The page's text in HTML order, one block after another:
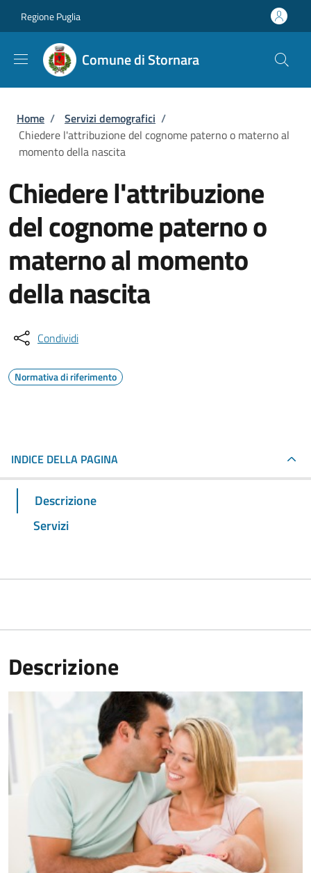
Regione Puglia
Comune di Stornara
Briciole di pane
Home / Servizi demografici /
Chiedere l'attribuzione del cognome paterno o materno al
momento della nascita
Chiedere l'attribuzione
del cognome paterno o
materno al momento
della nascita
Condividi
Normativa di riferimento
INDICE DELLA PAGINA
Descrizione
Servizi
Descrizione